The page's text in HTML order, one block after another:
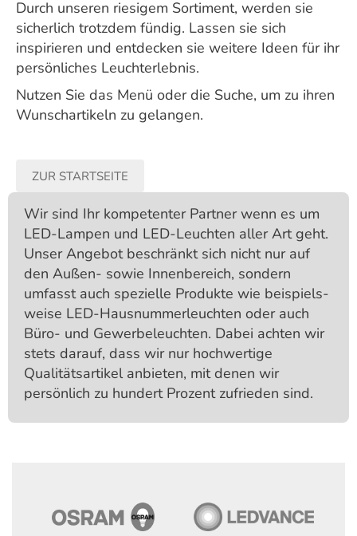
Durch unseren riesigem Sortiment, werden sie
sicherlich trotzdem fündig. Lassen sie sich
inspirieren und entdecken sie weitere Ideen für ihr
persönliches Leuchterlebnis.
Nutzen Sie das Menü oder die Suche, um zu ihren
Wunschartikeln zu gelangen.
ZUR STARTSEITE
Wir sind Ihr kompetenter Partner wenn es um
LED-Lampen und LED-Leuchten aller Art geht.
Unser Angebot beschränkt sich nicht nur auf
den Außen- sowie Innenbereich, sondern
umfasst auch spezielle Produkte wie beispiels­
weise LED-Hausnummer­leuchten oder auch
Büro- und Gewerbe­leuchten. Dabei achten wir
stets darauf, dass wir nur hochwertige
Qualitäts­artikel anbieten, mit denen wir
persönlich zu hundert Prozent zufrieden sind.